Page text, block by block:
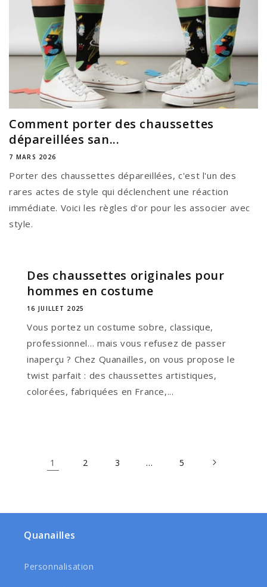
Comment porter des chaussettes
dépareillées san...
7 MARS 2026
Porter des chaussettes dépareillées, c'est l'un des
rares actes de style qui déclenchent une réaction
immédiate. Voici les règles d'or pour les associer avec
style.
Des chaussettes originales pour
hommes en costume
16 JUILLET 2025
Vous portez un costume sobre, classique,
professionnel… mais vous refusez de passer
inaperçu ? Chez Quanailles, on vous propose le
twist parfait : des chaussettes artistiques,
colorées, fabriquées en France,...
1 2 3 … 5
Quanailles
Personnalisation